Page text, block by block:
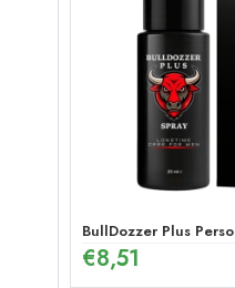
BullDozzer Plus
€8,51